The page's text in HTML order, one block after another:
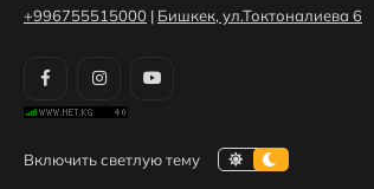
+996755515000 | Бишкек, ул.Токтоналиева 6